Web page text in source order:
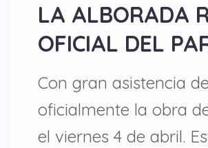
LA ALBORADA
OFICIAL DEL
Con gran asistencia
oficialmente la obra
el viernes 4 de abril.